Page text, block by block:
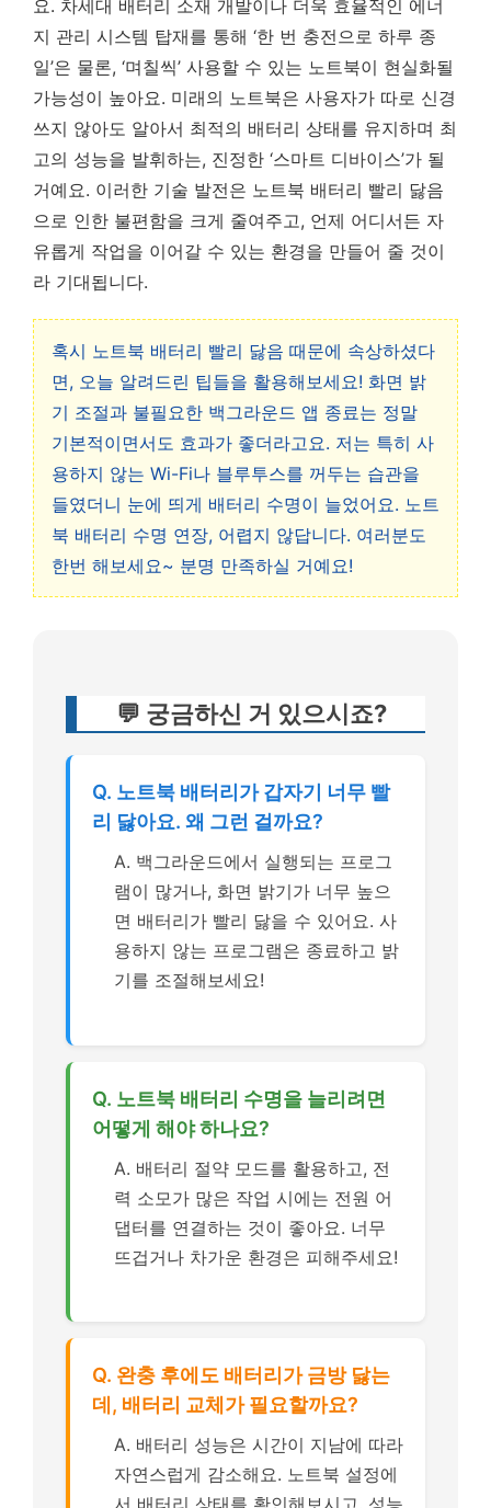
요. 차세대 배터리 소재 개발이나 더욱 효율적인 에너
지 관리 시스템 탑재를 통해 ‘한 번 충전으로 하루 종
일’은 물론, ‘며칠씩’ 사용할 수 있는 노트북이 현실화될
가능성이 높아요. 미래의 노트북은 사용자가 따로 신경
쓰지 않아도 알아서 최적의 배터리 상태를 유지하며 최
고의 성능을 발휘하는, 진정한 ‘스마트 디바이스’가 될
거예요. 이러한 기술 발전은 노트북 배터리 빨리 닳음
으로 인한 불편함을 크게 줄여주고, 언제 어디서든 자
유롭게 작업을 이어갈 수 있는 환경을 만들어 줄 것이
라 기대됩니다.
혹시 노트북 배터리 빨리 닳음 때문에 속상하셨다
면, 오늘 알려드린 팁들을 활용해보세요! 화면 밝
기 조절과 불필요한 백그라운드 앱 종료는 정말
기본적이면서도 효과가 좋더라고요. 저는 특히 사
용하지 않는 Wi-Fi나 블루투스를 꺼두는 습관을
들였더니 눈에 띄게 배터리 수명이 늘었어요. 노트
북 배터리 수명 연장, 어렵지 않답니다. 여러분도
한번 해보세요~ 분명 만족하실 거예요!
💬 궁금하신 거 있으시죠?
Q. 노트북 배터리가 갑자기 너무 빨
리 닳아요. 왜 그런 걸까요?
A. 백그라운드에서 실행되는 프로그
램이 많거나, 화면 밝기가 너무 높으
면 배터리가 빨리 닳을 수 있어요. 사
용하지 않는 프로그램은 종료하고 밝
기를 조절해보세요!
Q. 노트북 배터리 수명을 늘리려면
어떻게 해야 하나요?
A. 배터리 절약 모드를 활용하고, 전
력 소모가 많은 작업 시에는 전원 어
댑터를 연결하는 것이 좋아요. 너무
뜨겁거나 차가운 환경은 피해주세요!
Q. 완충 후에도 배터리가 금방 닳는
데, 배터리 교체가 필요할까요?
A. 배터리 성능은 시간이 지남에 따라
자연스럽게 감소해요. 노트북 설정에
서 배터리 상태를 확인해보시고, 성능